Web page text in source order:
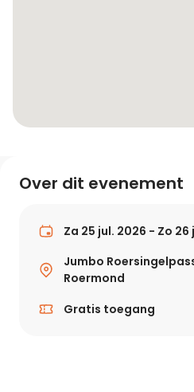
Over dit evenement
Za 25 jul. 2026 - Zo 26
Jumbo
Roermond
Gratis toegang